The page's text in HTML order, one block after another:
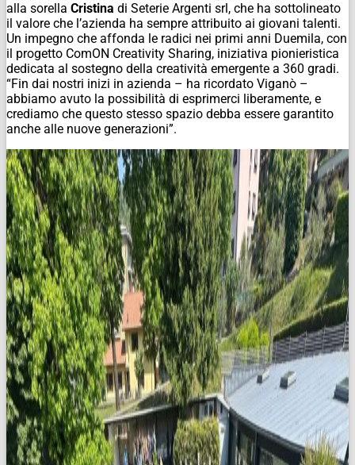
alla sorella Cristina di Seterie Argenti srl, che ha sottolineato
il valore che l’azienda ha sempre attribuito ai giovani talenti.
Un impegno che affonda le radici nei primi anni Duemila, con
il progetto ComON Creativity Sharing, iniziativa pionieristica
dedicata al sostegno della creatività emergente a 360 gradi.
“Fin dai nostri inizi in azienda – ha ricordato Viganò –
abbiamo avuto la possibilità di esprimerci liberamente, e
crediamo che questo stesso spazio debba essere garantito
anche alle nuove generazioni”.